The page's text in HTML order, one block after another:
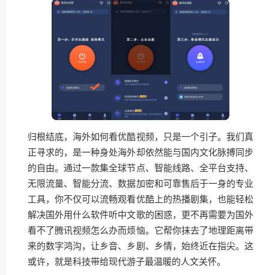
归根结底，海外如何看优酷视频，只是一个引子。我们真
正寻求的，是一种身处海外却依然能与国内文化脉搏同步
的自由。通过一款集全球节点、智能线路、全平台支持、
无限流量、智能分流、数据加密和可靠售后于一身的专业
工具，你不仅可以流畅观看优酷上的热播剧集，也能轻松
解决国外用什么软件听中文歌的困惑，更不再需要为国外
看不了腾讯视频怎么办而烦恼。它帮你抹去了地理距离带
来的数字鸿沟，让乡音、乡剧、乡情，始终近在指尖。这
或许，就是科技带给现代游子最温暖的人文关怀。